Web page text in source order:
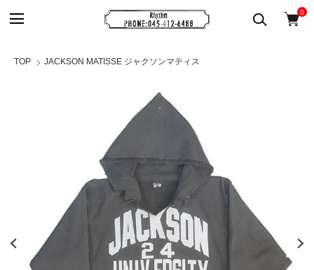
0
TOP JACKSON MATISSE ジャクソンマティス